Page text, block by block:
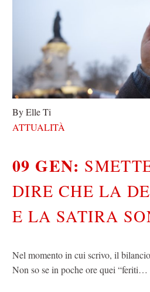
By Elle Ti
ATTUALITÀ
09 GEN:
DIRE CHE LA
E LA SATIRA
Nel momento in cui scrivo, il
Non so se in poche ore quei “feriti…